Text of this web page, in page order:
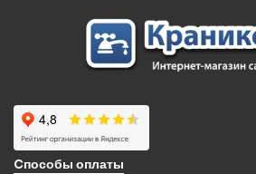
Cпособы оплаты